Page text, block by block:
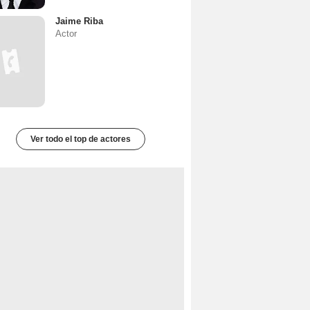
Jaime Riba
Actor
Ver todo el top de actores